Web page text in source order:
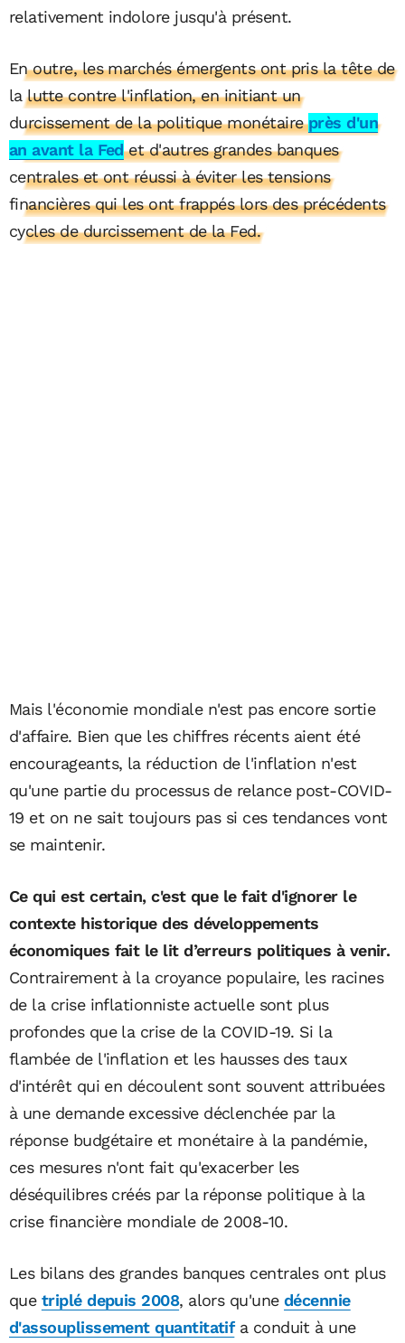
relativement indolore jusqu'à présent.
En outre, les marchés émergents ont pris la tête de
la lutte contre l'inflation, en initiant un
durcissement de la politique monétaireprès d'un
an avant la Fedet d'autres grandes banques
centrales et ont réussi à éviter les tensions
financières qui les ont frappés lors des précédents
cycles de durcissement de la Fed.
Mais l'économie mondiale n'est pas encore sortie
d'affaire. Bien que les chiffres récents aient été
encourageants, la réduction de l'inflation n'est
qu'une partie du processus de relance post-COVID-
19 et on ne sait toujours pas si ces tendances vont
se maintenir.
Ce qui est certain, c'est que le fait d'ignorer le
contexte historique des développements
économiques fait le lit d’erreurs politiques à venir.
Contrairement à la croyance populaire, les racines
de la crise inflationniste actuelle sont plus
profondes que la crise de la COVID-19. Si la
flambée de l'inflation et les hausses des taux
d'intérêt qui en découlent sont souvent attribuées
à une demande excessive déclenchée par la
réponse budgétaire et monétaire à la pandémie,
ces mesures n'ont fait qu'exacerber les
déséquilibres créés par la réponse politique à la
crise financière mondiale de 2008-10.
Les bilans des grandes banques centrales ont plus
que triplé depuis 2008, alors qu'unedécennie
d'assouplissement quantitatifa conduit à une